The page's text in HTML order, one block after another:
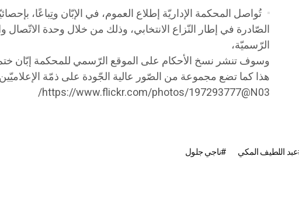
تُواصل المحكمة الإداريّة إطلاع العموم، في الإبّان وتِباعًا،
الصّادرة في إطار النّزاع الانتخابي، وذلك من خلال وحدة الاتّصال
الرّسميّة،
وسوف تنشر نسخ الأحكام على الموقع الرّسمي للمحكمة إبّان
هذا كما تضع مجموعة من الصّور عالية الجّودة على ذمّة الإعلاميّين
https://www.flickr.com/photos/197293777@N03/
عبد اللطيف المكي ناجي جلول